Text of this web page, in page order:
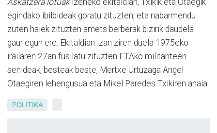
Askatzera lotuakizeneko ekitaldian, Txikik eta Otaegik
egindako ibilbideak goratu zituzten, eta nabarmendu
zuten haiek zituzten amets berberak bizirik daudela
gaur egun ere. Ekitaldian izan ziren duela 1975eko
irailaren 27an fusilatu zituzten ETAko militanteen
senideak, besteak beste, Mertxe Urtuzaga Angel
Otaegiren lehengusua eta Mikel Paredes Txikiren anaia.
POLITIKA